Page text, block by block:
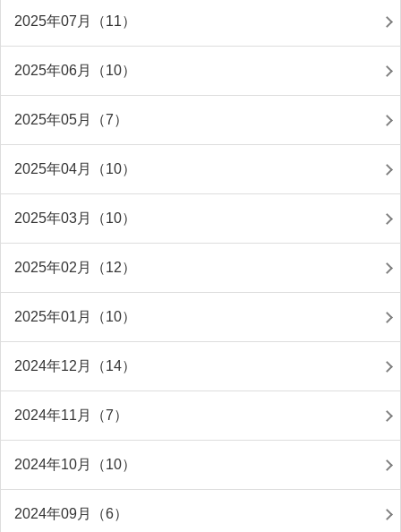
2025年07月（11）
2025年06月（10）
2025年05月（7）
2025年04月（10）
2025年03月（10）
2025年02月（12）
2025年01月（10）
2024年12月（14）
2024年11月（7）
2024年10月（10）
2024年09月（6）